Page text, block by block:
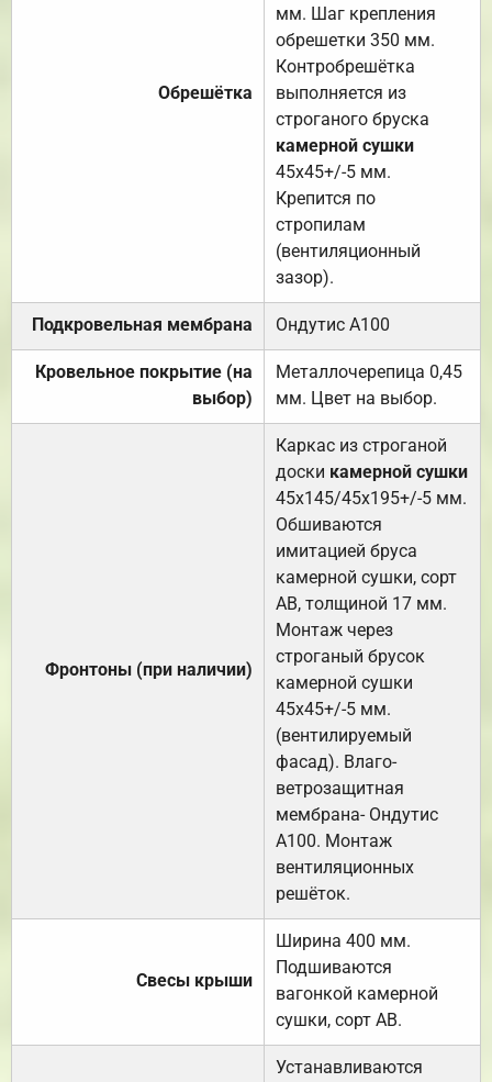
Обрешётка
мм. Шаг крепления
обрешетки 350 мм.
Контробрешётка
выполняется из
строганого бруска
камерной сушки
45х45+/-5 мм.
Крепится по
стропилам
(вентиляционный
зазор).
Подкровельная мембрана Ондутис А100
Кровельное покрытие (на
выбор)
Металлочерепица 0,45
мм. Цвет на выбор.
Фронтоны (при наличии)
Каркас из строганой
доски камерной сушки
45х145/45х195+/-5 мм.
Обшиваются
имитацией бруса
камерной сушки, сорт
АВ, толщиной 17 мм.
Монтаж через
строганый брусок
камерной сушки
45х45+/-5 мм.
(вентилируемый
фасад). Влаго-
ветрозащитная
мембрана- Ондутис
А100. Монтаж
вентиляционных
решёток.
Свесы крыши
Ширина 400 мм.
Подшиваются
вагонкой камерной
сушки, сорт АВ.
Устанавливаются